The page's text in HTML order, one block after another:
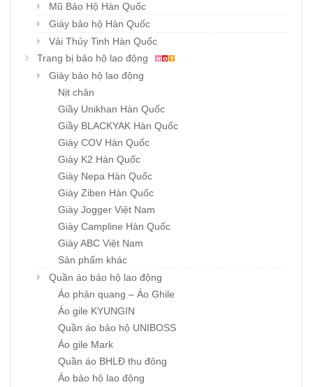
Mũ Bảo Hộ Hàn Quốc
Giày bảo hộ Hàn Quốc
Vải Thủy Tinh Hàn Quốc
Trang bị bảo hộ lao động
Giày bảo hộ lao động
Nịt chân
Giầy Unikhan Hàn Quốc
Giầy BLACKYAK Hàn Quốc
Giày COV Hàn Quốc
Giày K2 Hàn Quốc
Giày Nepa Hàn Quốc
Giày Ziben Hàn Quốc
Giày Jogger Việt Nam
Giày Campline Hàn Quốc
Giày ABC Việt Nam
Sản phẩm khác
Quần áo bảo hộ lao động
Áo phản quang – Áo Ghile
Áo gile KYUNGIN
Quần áo bảo hộ UNIBOSS
Áo gile Mark
Quần áo BHLĐ thu đông
Áo bảo hộ lao động